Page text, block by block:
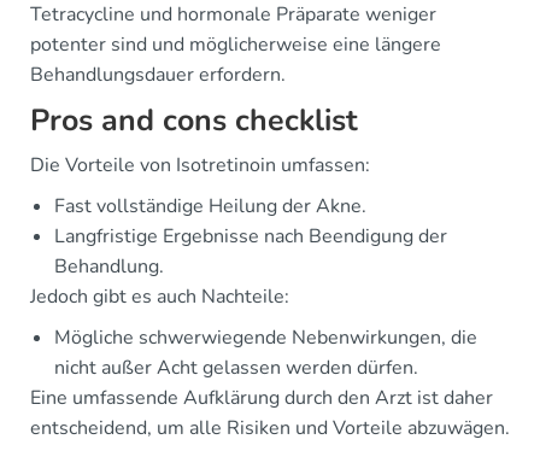
Tetracycline und hormonale Präparate weniger
potenter sind und möglicherweise eine längere
Behandlungsdauer erfordern.
Pros and cons checklist
Die Vorteile von Isotretinoin umfassen:
Fast vollständige Heilung der Akne.
Langfristige Ergebnisse nach Beendigung der
Behandlung.
Jedoch gibt es auch Nachteile:
Mögliche schwerwiegende Nebenwirkungen, die
nicht außer Acht gelassen werden dürfen.
Eine umfassende Aufklärung durch den Arzt ist daher
entscheidend, um alle Risiken und Vorteile abzuwägen.